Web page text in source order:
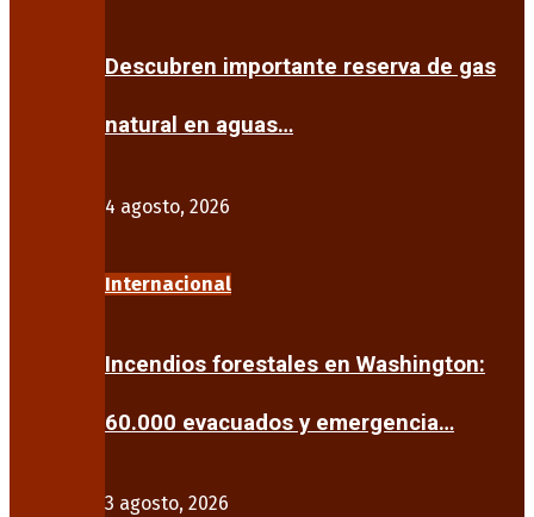
Descubren importante reserva de gas
natural en aguas…
4 agosto, 2026
Internacional
Incendios forestales en Washington:
60.000 evacuados y emergencia…
3 agosto, 2026